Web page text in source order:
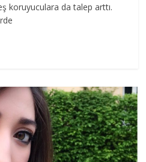
koruyuculara da talep arttı.